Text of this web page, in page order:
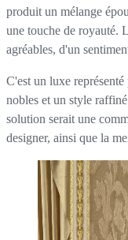
produit un mélange
une touche de royauté.
agréables, d'un
C'est un luxe représenté
nobles et un style
solution serait une
designer, ainsi que la